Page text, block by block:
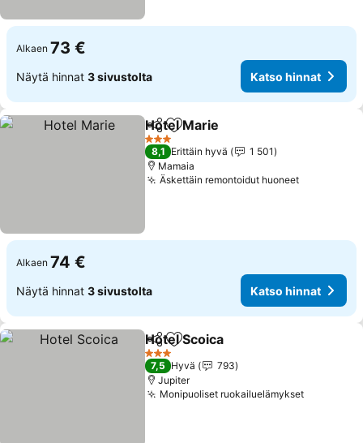
Alkaen 73 €
Näytä hinnat 3 sivustolta Katso hinnat
Jaa Lisää suosikkeihin
Hotel Marie
3 Tähtiluokitus
8,1 Erittäin hyvä
1 501
Mamaia
Äskettäin remontoidut huoneet
Alkaen 74 €
Näytä hinnat 3 sivustolta Katso hinnat
Jaa Lisää suosikkeihin
Hotel Scoica
3 Tähtiluokitus
7,5 Hyvä
793
Jupiter
Monipuoliset ruokailuelämykset